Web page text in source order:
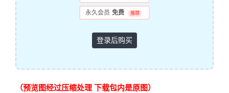
永久会员 免费 推荐
登录后购买
（预览图经过压缩处理 下载包内是原图）